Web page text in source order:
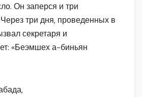
Он заперся и три
три дня, проведенных в
секретаря и
«Беэмшех а-биньян